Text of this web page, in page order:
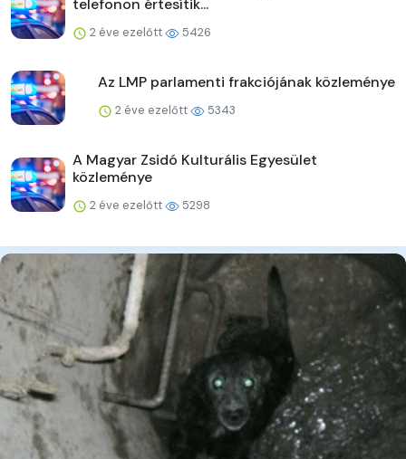
telefonon értesítik...
2 éve ezelőtt 5426
Az LMP parlamenti frakciójának közleménye
2 éve ezelőtt 5343
A Magyar Zsidó Kulturális Egyesület
közleménye
2 éve ezelőtt 5298